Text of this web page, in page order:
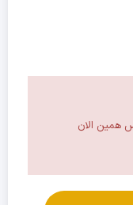
همین الان